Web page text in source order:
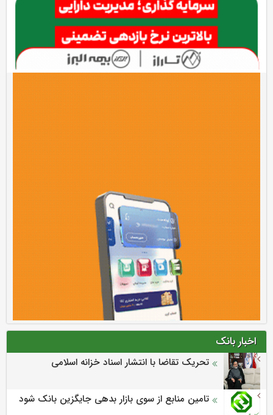
اخبار بانک
تحریک تقاضا با انتشار اسناد خزانه اسلامی
تامین منابع از سوی بازار بدهی جایگزین بانک شود